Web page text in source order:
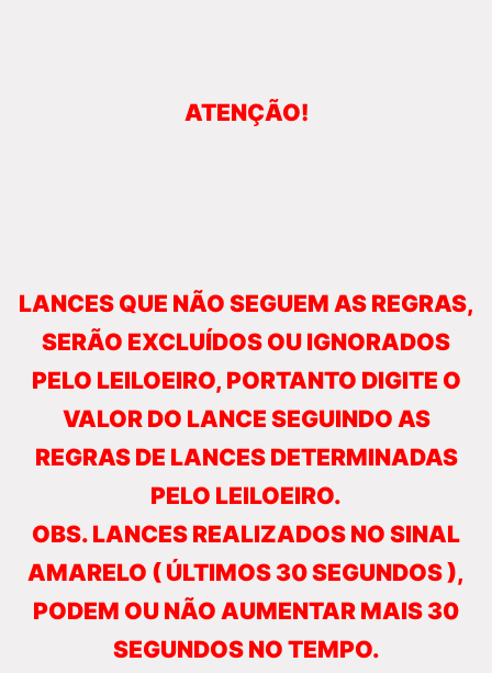
ATENÇÃO!
LANCES QUE NÃO SEGUEM AS REGRAS,
SERÃO EXCLUÍDOS OU IGNORADOS
PELO LEILOEIRO, PORTANTO DIGITE O
VALOR DO LANCE SEGUINDO AS
REGRAS DE LANCES DETERMINADAS
PELO LEILOEIRO.
OBS. LANCES REALIZADOS NO SINAL
AMARELO ( ÚLTIMOS 30 SEGUNDOS ),
PODEM OU NÃO AUMENTAR MAIS 30
SEGUNDOS NO TEMPO.